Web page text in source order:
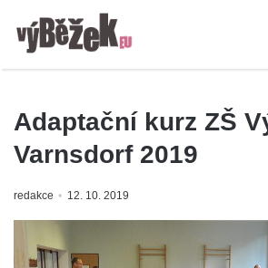
Adaptační kurz ZŠ
Varnsdorf 2019
redakce 12. 10. 2019